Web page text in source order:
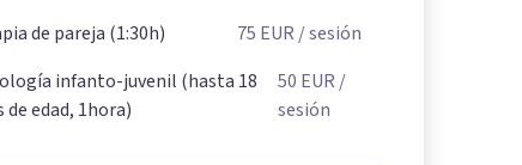
de pareja (1:30h)
75 EUR / sesión
infanto-juvenil (hasta 18
de edad, 1hora)
50 EUR /
sesión